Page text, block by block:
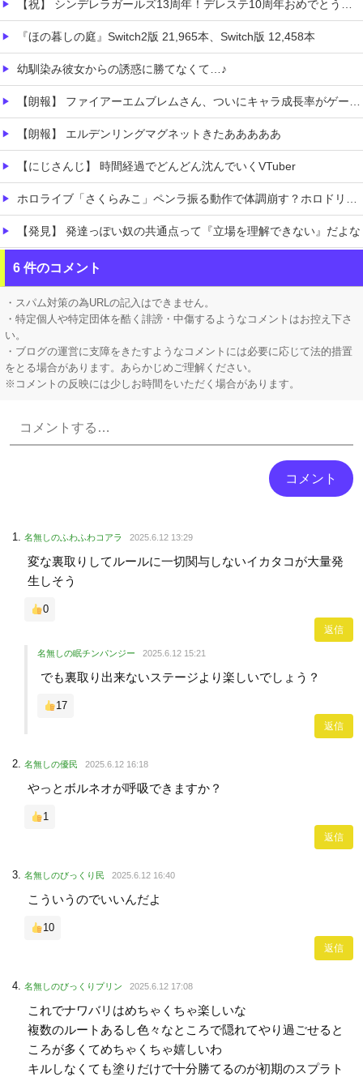
【祝】 シンデレラガールズ13周年！デレステ10周年おめでとう！ガチャ更新SSR八神マキノ・イベントSRイヴ、SR望月聖！
『ほの暮しの庭』Switch2版 21,965本、Switch版 12,458本
幼馴染み彼女からの誘惑に勝てなくて…♪
【朗報】 ファイアーエムブレムさん、ついにキャラ成長率がゲーム内で見れるようになる
【朗報】 エルデンリングマグネットきたあああああ
【にじさんじ】 時間経過でどんどん沈んでいくVTuber
ホロライブ「さくらみこ」ペンラ振る動作で体調崩す？ホロドリで画面酔いして凸待ち1時間で切り上げる「雪花ラミィ」コラボ配信に向けてゆっくり休む
【発見】 発達っぽい奴の共通点って『立場を理解できない』だよな
【AI】 AI使い自然界にないウイルスを作製 米スタンフォード大学が成果発表
【悲痛】 溺れた11歳息子を助けようと川へ…40歳父親が死亡 息子は母親が救助 愛知
6 件のコメント
・スパム対策の為URLの記入はできません。
・特定個人や特定団体を酷く誹謗・中傷するようなコメントはお控え下さ
い。
・ブログの運営に支障をきたすようなコメントには必要に応じて法的措置
をとる場合があります。あらかじめご理解ください。
※コメントの反映には少しお時間をいただく場合があります。
名無しのふわふわコアラ 2025.6.12 13:29
変な裏取りしてルールに一切関与しないイカタコが大量発
生しそう
0
返信
名無しの眠チンパンジー 2025.6.12 15:21
でも裏取り出来ないステージより楽しいでしょう？
17
返信
名無しの優民 2025.6.12 16:18
やっとボルネオが呼吸できますか？
1
返信
名無しのびっくり民 2025.6.12 16:40
こういうのでいいんだよ
10
返信
名無しのびっくりプリン 2025.6.12 17:08
これでナワバリはめちゃくちゃ楽しいな
複数のルートあるし色々なところで隠れてやり過ごせると
ころが多くてめちゃくちゃ嬉しいわ
キルしなくても塗りだけで十分勝てるのが初期のスプラト